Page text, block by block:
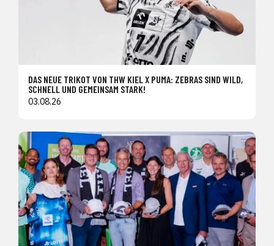
DAS NEUE TRIKOT VON THW KIEL X PUMA: ZEBRAS SIND WILD,
SCHNELL UND GEMEINSAM STARK!
03.08.26